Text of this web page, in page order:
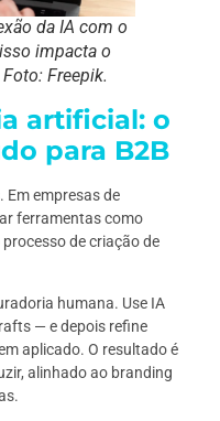
da IA com o
impacta o
Freepik.
artificial: o
para B2B
Em empresas de
ferramentas como
de criação de
humana. Use IA
— e depois refine
aplicado. O resultado é
alinhado ao branding